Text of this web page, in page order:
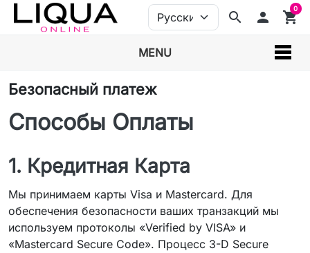
search person shopping_cart
0
MENU
Безопасный платеж
Способы Оплаты
1. Кредитная Карта
Мы принимаем карты Visa и Mastercard. Для
обеспечения безопасности ваших транзакций мы
используем протоколы «Verified by VISA» и
«Mastercard Secure Code». Процесс 3-D Secure